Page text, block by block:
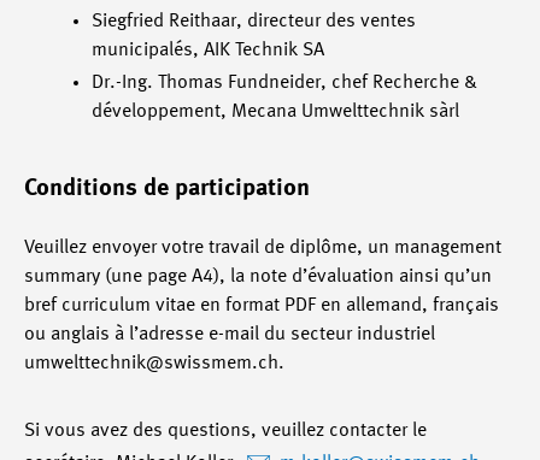
Siegfried Reithaar, directeur des ventes
municipalés, AIK Technik SA
Dr.-Ing. Thomas Fundneider, chef Recherche &
développement, Mecana Umwelttechnik sàrl
Conditions de participation
Veuillez envoyer votre travail de diplôme, un management
summary (une page A4), la note d’évaluation ainsi qu’un
bref curriculum vitae en format PDF en allemand, français
ou anglais à l’adresse e-mail du secteur industriel
umwelttechnik@swissmem.ch.
Si vous avez des questions, veuillez contacter le